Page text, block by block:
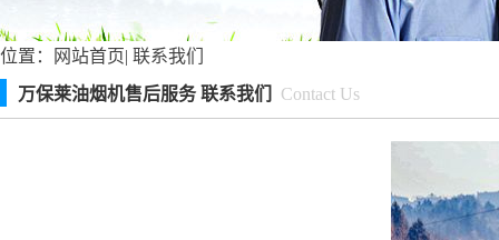
位置： 网站首页| 联系我们
万保莱油烟机售后服务 联系我们
Contact Us